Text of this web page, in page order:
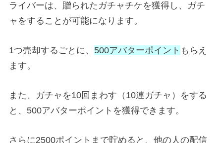
ライバーは、贈られたガチャチケを獲得し、ガチ
ャをすることが可能になります。
1つ売却するごとに、 500アバターポイント もらえ
ます。
また、ガチャを10回まわす（10連ガチャ）をする
と、500アバターポイントを獲得できます。
さらに2500ポイントまで貯めると、他の人の配信